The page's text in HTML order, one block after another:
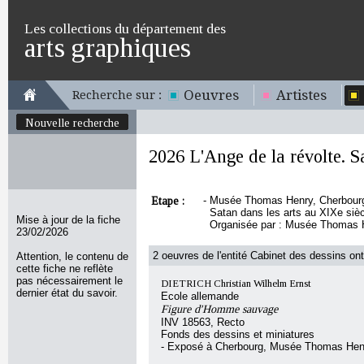
Les collections du département des
arts graphiques
Recherche sur : Oeuvres Artistes
Nouvelle recherche
Mise à jour de la fiche
23/02/2026
Attention, le contenu de
cette fiche ne reflète
pas nécessairement le
dernier état du savoir.
2026 L'Ange de la révolte.
Etape : - Musée Thomas Henry,
Satan dans les arts au XIXe
Organisée par : Musée Thomas
2 oeuvres de l'entité Cabinet des dessins
DIETRICH Christian Wilhelm Ernst
Ecole allemande
Figure d'Homme sauvage
INV 18563, Recto
Fonds des dessins et miniatures
- Exposé à Cherbourg, Musée Thomas